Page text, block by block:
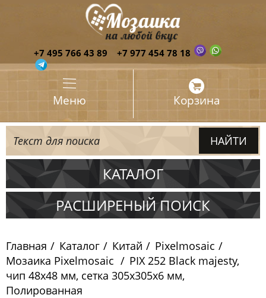
+7 495 766 43 89 +7 977 454 78 18
Меню Корзина
КАТАЛОГ
Испания
Китай
Pixelmosaic
РАСШИРЕНЫЙ ПОИСК
Главная Каталог Китай
Pixelmosaic
Мозаика Pixelmosaic
PIX 252 Black majesty,
чип 48x48 мм, сетка 305х305x6 мм,
Полированная